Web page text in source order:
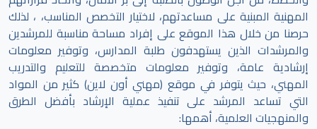
المهنية المبنية على مساعدتهم، لاختيار التخصص المناسب، ، لذلك
حرصنا من خلال هذا الموقع على إفراد مساحة مناسبة للمرشدين
والمرشدات الذين يستهدفون طلبة المدارس، وتوفير معلومات
إرشادية عامة، وتوفير معلومات متخصصة للتعليم والتدريب
المهني، حيث يتوفر في موقع (مهني أون لاين) كثير من المواد
التي تساعد المرشد على تنفيذ عملية الإرشاد بأفضل الطرق
والمنهجيات العلمية، أهمها: